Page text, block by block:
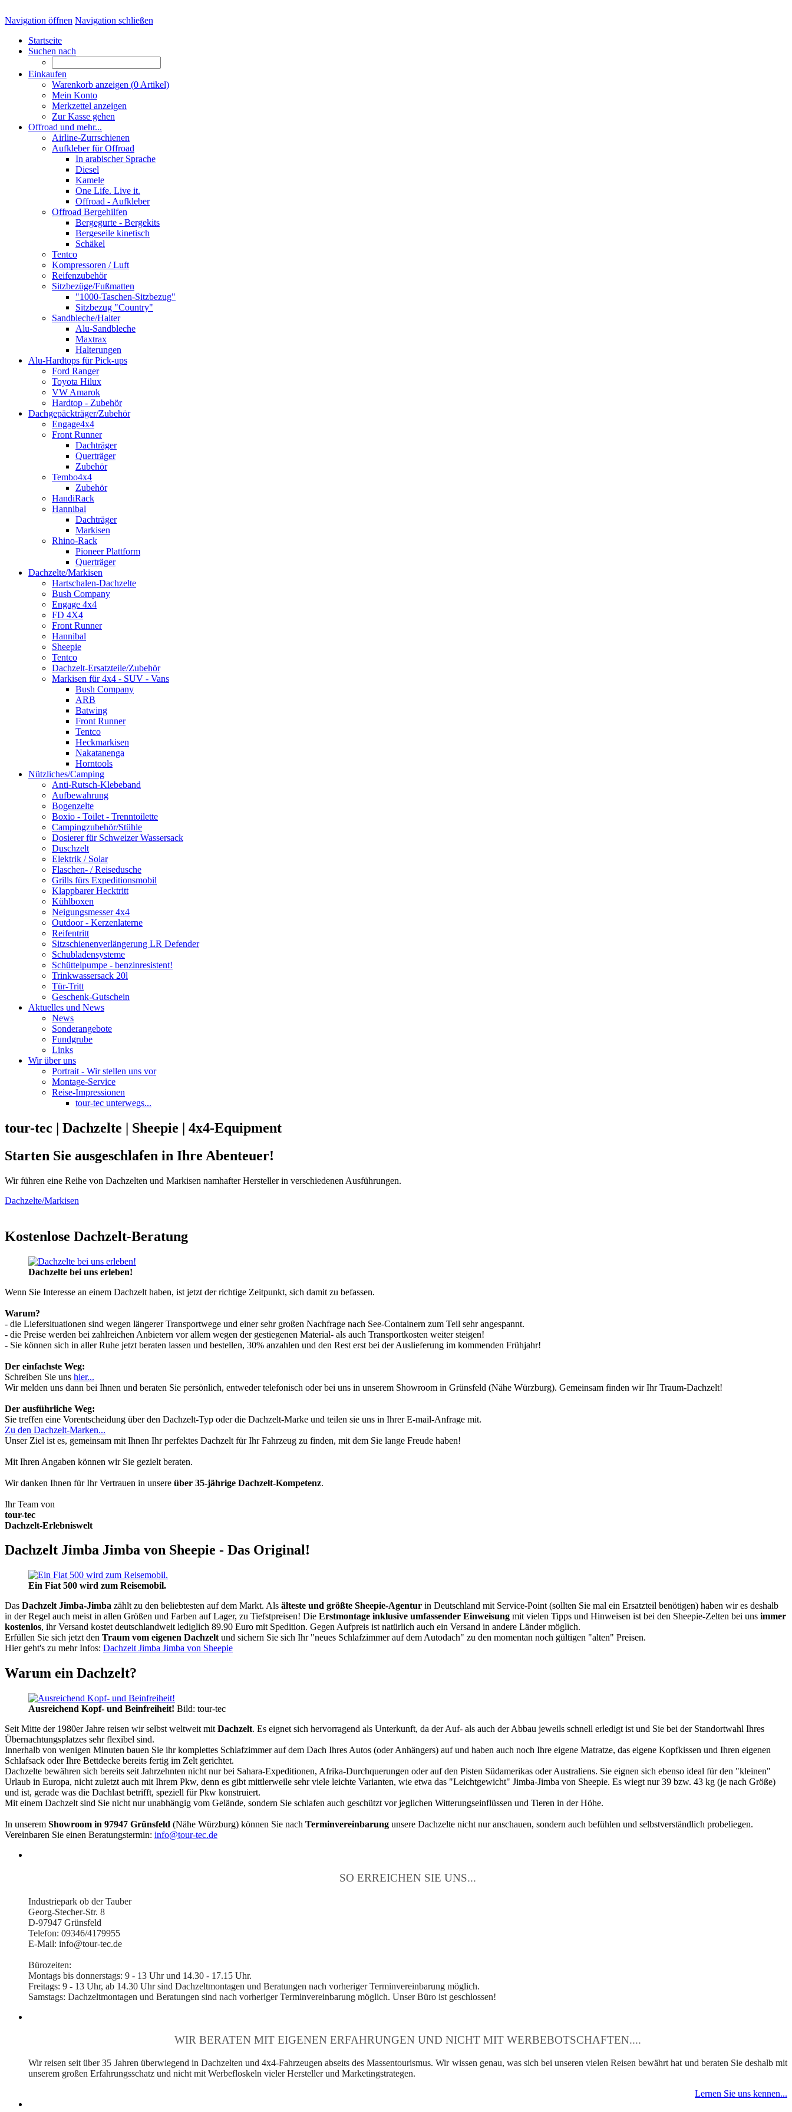
Navigation öffnen Navigation schließen
Startseite
Suchen nach
Einkaufen
Warenkorb anzeigen (0 Artikel)
Mein Konto
Merkzettel anzeigen
Zur Kasse gehen
Offroad und mehr...
Airline-Zurrschienen
Aufkleber für Offroad
In arabischer Sprache
Diesel
Kamele
One Life. Live it.
Offroad - Aufkleber
Offroad Bergehilfen
Bergegurte - Bergekits
Bergeseile kinetisch
Schäkel
Tentco
Kompressoren / Luft
Reifenzubehör
Sitzbezüge/Fußmatten
"1000-Taschen-Sitzbezug"
Sitzbezug "Country"
Sandbleche/Halter
Alu-Sandbleche
Maxtrax
Halterungen
Alu-Hardtops für Pick-ups
Ford Ranger
Toyota Hilux
VW Amarok
Hardtop - Zubehör
Dachgepäckträger/Zubehör
Engage4x4
Front Runner
Dachträger
Querträger
Zubehör
Tembo4x4
Zubehör
HandiRack
Hannibal
Dachträger
Markisen
Rhino-Rack
Pioneer Plattform
Querträger
Dachzelte/Markisen
Hartschalen-Dachzelte
Bush Company
Engage 4x4
FD 4X4
Front Runner
Hannibal
Sheepie
Tentco
Dachzelt-Ersatzteile/Zubehör
Markisen für 4x4 - SUV - Vans
Bush Company
ARB
Batwing
Front Runner
Tentco
Heckmarkisen
Nakatanenga
Horntools
Nützliches/Camping
Anti-Rutsch-Klebeband
Aufbewahrung
Bogenzelte
Boxio - Toilet - Trenntoilette
Campingzubehör/Stühle
Dosierer für Schweizer Wassersack
Duschzelt
Elektrik / Solar
Flaschen- / Reisedusche
Grills fürs Expeditionsmobil
Klappbarer Hecktritt
Kühlboxen
Neigungsmesser 4x4
Outdoor - Kerzenlaterne
Reifentritt
Sitzschienenverlängerung LR Defender
Schubladensysteme
Schüttelpumpe - benzinresistent!
Trinkwassersack 20l
Tür-Tritt
Geschenk-Gutschein
Aktuelles und News
News
Sonderangebote
Fundgrube
Links
Wir über uns
Portrait - Wir stellen uns vor
Montage-Service
Reise-Impressionen
tour-tec unterwegs...
tour-tec | Dachzelte | Sheepie | 4x4-Equipment
Starten Sie ausgeschlafen in Ihre Abenteuer!
Wir führen eine Reihe von Dachzelten und Markisen namhafter Hersteller in verschiedenen Ausführungen.
Dachzelte/Markisen
Kostenlose Dachzelt-Beratung
Dachzelte bei uns erleben!
Wenn Sie Interesse an einem Dachzelt haben, ist jetzt der richtige Zeitpunkt, sich damit zu befassen.
Warum?
- die Liefersituationen sind wegen längerer Transportwege und einer sehr großen Nachfrage nach See-Containern zum Teil sehr angespannt.
- die Preise werden bei zahlreichen Anbietern vor allem wegen der gestiegenen Material- als auch Transportkosten weiter steigen!
- Sie können sich in aller Ruhe jetzt beraten lassen und bestellen, 30% anzahlen und den Rest erst bei der Auslieferung im kommenden Frühjahr!
Der einfachste Weg:
Schreiben Sie uns hier...
Wir melden uns dann bei Ihnen und beraten Sie persönlich, entweder telefonisch oder bei uns in unserem Showroom in Grünsfeld (Nähe Würzburg). Gemeinsam finden wir Ihr Traum-Dachzelt!
Der ausführliche Weg:
Sie treffen eine Vorentscheidung über den Dachzelt-Typ oder die Dachzelt-Marke und teilen sie uns in Ihrer E-mail-Anfrage mit.
Zu den Dachzelt-Marken...
Unser Ziel ist es, gemeinsam mit Ihnen Ihr perfektes Dachzelt für Ihr Fahrzeug zu finden, mit dem Sie lange Freude haben!
Mit Ihren Angaben können wir Sie gezielt beraten.
Wir danken Ihnen für Ihr Vertrauen in unsere über 35-jährige Dachzelt-Kompetenz.
Ihr Team von
tour-tec
Dachzelt-Erlebniswelt
Dachzelt Jimba Jimba von Sheepie - Das Original!
Ein Fiat 500 wird zum Reisemobil.
Das Dachzelt Jimba-Jimba zählt zu den beliebtesten auf dem Markt. Als älteste und größte Sheepie-Agentur in Deutschland mit Service-Point (sollten Sie mal ein Ersatzteil benötigen) haben wir es deshalb
in der Regel auch meist in allen Größen und Farben auf Lager, zu Tiefstpreisen! Die Erstmontage inklusive umfassender Einweisung mit vielen Tipps und Hinweisen ist bei den Sheepie-Zelten bei uns immer
kostenlos, ihr Versand kostet deutschlandweit lediglich 89.90 Euro mit Spedition. Gegen Aufpreis ist natürlich auch ein Versand in andere Länder möglich.
Erfüllen Sie sich jetzt den Traum vom eigenen Dachzelt und sichern Sie sich Ihr "neues Schlafzimmer auf dem Autodach" zu den momentan noch gültigen "alten" Preisen.
Hier geht's zu mehr Infos: Dachzelt Jimba Jimba von Sheepie
Warum ein Dachzelt?
Ausreichend Kopf- und Beinfreiheit! Bild: tour-tec
Seit Mitte der 1980er Jahre reisen wir selbst weltweit mit Dachzelt. Es eignet sich hervorragend als Unterkunft, da der Auf- als auch der Abbau jeweils schnell erledigt ist und Sie bei der Standortwahl Ihres
Übernachtungsplatzes sehr flexibel sind.
Innerhalb von wenigen Minuten bauen Sie ihr komplettes Schlafzimmer auf dem Dach Ihres Autos (oder Anhängers) auf und haben auch noch Ihre eigene Matratze, das eigene Kopfkissen und Ihren eigenen
Schlafsack oder Ihre Bettdecke bereits fertig im Zelt gerichtet.
Dachzelte bewähren sich bereits seit Jahrzehnten nicht nur bei Sahara-Expeditionen, Afrika-Durchquerungen oder auf den Pisten Südamerikas oder Australiens. Sie eignen sich ebenso ideal für den "kleinen"
Urlaub in Europa, nicht zuletzt auch mit Ihrem Pkw, denn es gibt mittlerweile sehr viele leichte Varianten, wie etwa das "Leichtgewicht" Jimba-Jimba von Sheepie. Es wiegt nur 39 bzw. 43 kg (je nach Größe)
und ist, gerade was die Dachlast betrifft, speziell für Pkw konstruiert.
Mit einem Dachzelt sind Sie nicht nur unabhängig vom Gelände, sondern Sie schlafen auch geschützt vor jeglichen Witterungseinflüssen und Tieren in der Höhe.
In unserem Showroom in 97947 Grünsfeld (Nähe Würzburg) können Sie nach Terminvereinbarung unsere Dachzelte nicht nur anschauen, sondern auch befühlen und selbstverständlich probeliegen.
Vereinbaren Sie einen Beratungstermin: info@tour-tec.de
SO ERREICHEN SIE UNS...
Industriepark ob der Tauber
Georg-Stecher-Str. 8
D-97947 Grünsfeld
Telefon: 09346/4179955
E-Mail: info@tour-tec.de
Bürozeiten:
Montags bis donnerstags: 9 - 13 Uhr und 14.30 - 17.15 Uhr.
Freitags: 9 - 13 Uhr, ab 14.30 Uhr sind Dachzeltmontagen und Beratungen nach vorheriger Terminvereinbarung möglich.
Samstags: Dachzeltmontagen und Beratungen sind nach vorheriger Terminvereinbarung möglich. Unser Büro ist geschlossen!
WIR BERATEN MIT EIGENEN ERFAHRUNGEN UND NICHT MIT WERBEBOTSCHAFTEN....
Wir reisen seit über 35 Jahren überwiegend in Dachzelten und 4x4-Fahrzeugen abseits des Massentourismus. Wir wissen genau, was sich bei unseren vielen Reisen bewährt hat und beraten Sie deshalb mit
unserem großen Erfahrungsschatz und nicht mit Werbefloskeln vieler Hersteller und Marketingstrategen.
Lernen Sie uns kennen...